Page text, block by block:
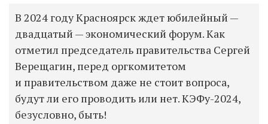
В 2024 году Красноярск ждет юбилейный —
двадцатый — экономический форум. Как
отметил председатель правительства Сергей
Верещагин, перед оргкомитетом
и правительством даже не стоит вопроса,
будут ли его проводить или нет. КЭФу-2024,
безусловно, быть!